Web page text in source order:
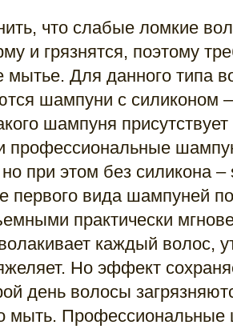
что слабые ломкие
и грязнятся, поэтому
мытье. Для данного типа
шампуни с силиконом
шампуня присутствует
профессиональные
при этом без силикона –
первого вида шампуней
практически
каждый волос,
Но эффект
день волосы
мыть. Профессиональные